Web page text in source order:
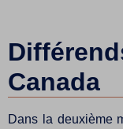
Canada
Dans la deuxième